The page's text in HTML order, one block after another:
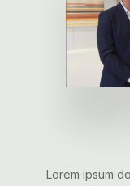
Lorem ipsum